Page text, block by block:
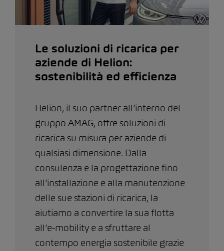
Le soluzioni di ricarica per
aziende di Helion:
sostenibilità ed efficienza
Helion, il suo partner all’interno del
gruppo AMAG, offre soluzioni di
ricarica su misura per aziende di
qualsiasi dimensione. Dalla
consulenza e la progettazione fino
all’installazione e alla manutenzione
delle sue stazioni di ricarica, la
aiutiamo a convertire la sua flotta
all’e-mobility e a sfruttare al
contempo energia sostenibile grazie